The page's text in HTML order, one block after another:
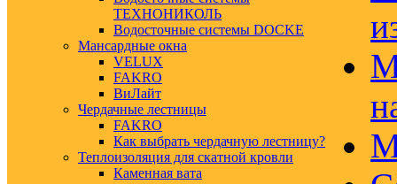
ТЕХНОНИКОЛЬ
Водосточные системы DOCKE
Мансардные окна
VELUX
FAKRO
ВиЛайт
Чердачные лестницы
FAKRO
Как выбрать чердачную лестницу?
Теплоизоляция для скатной кровли
Каменная вата